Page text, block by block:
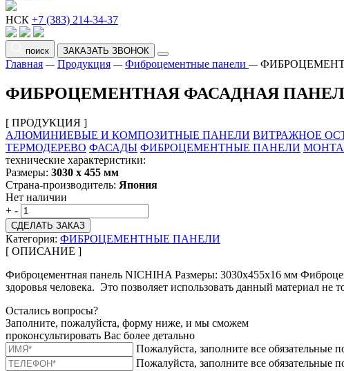
НСК +7 (383) 214-34-37
поиск ЗАКАЗАТЬ ЗВОНОК
Главная — Продукция — Фиброцементные панели —
ФИБРОЦЕМЕНТНАЯ ФАСАДНАЯ ПАНЕЛЬ
[ ПРОДУКЦИЯ ]
АЛЮМИНИЕВЫЕ И КОМПОЗИТНЫЕ ПАНЕЛИ ВИТРАЖНОЕ
ТЕРМОДЕРЕВО ФАСАДЫ ФИБРОЦЕМЕНТНЫЕ ПАНЕЛИ
технические характеристики:
Размеры: 3030 х 455 мм
Страна-производитель: Япония
Нет наличии
+ -
СДЕЛАТЬ ЗАКАЗ
Категория: ФИБРОЦЕМЕНТНЫЕ ПАНЕЛИ
[ ОПИСАНИЕ ]
Фиброцементная панель NICHIHA Размеры: 3030х455х16 мм
здоровья человека. Это позволяет использовать данный материал
Остались вопросы?
Заполните, пожалуйста, форму ниже, и мы сможем
проконсультировать Вас более детально
Пожалуйста, заполните все обязательные
Пожалуйста, заполните все обязательные